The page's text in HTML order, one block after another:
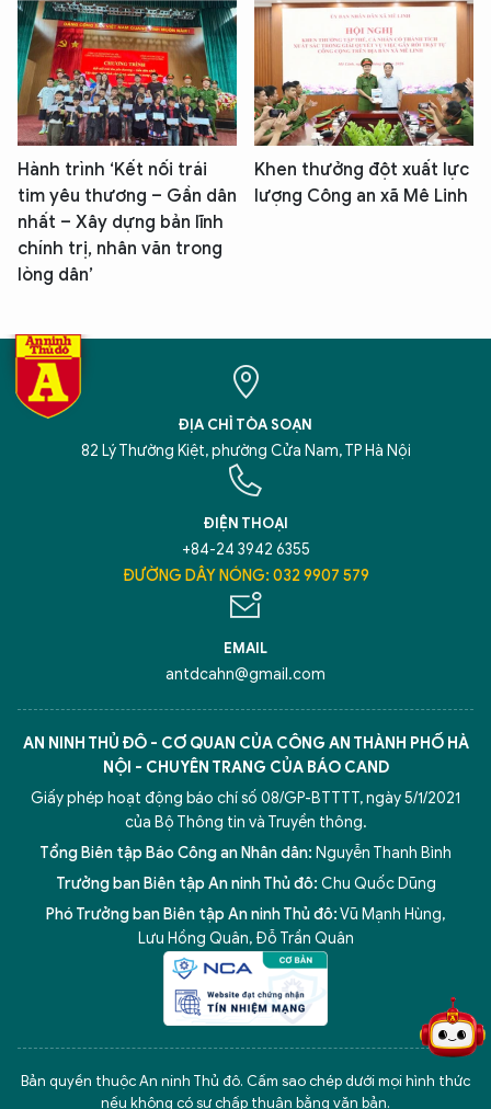
Hành trình ‘Kết nối trái
tim yêu thương – Gần dân
nhất – Xây dựng bản lĩnh
chính trị, nhân văn trong
lòng dân’
Khen thưởng đột xuất lực
lượng Công an xã Mê Linh
ĐỊA CHỈ TÒA SOẠN
82 Lý Thường Kiệt, phường Cửa Nam, TP Hà Nội
ĐIỆN THOẠI
+84-24 3942 6355
ĐƯỜNG DÂY NÓNG: 032 9907 579
EMAIL
antdcahn@gmail.com
AN NINH THỦ ĐÔ - CƠ QUAN CỦA CÔNG AN THÀNH PHỐ HÀ
NỘI - CHUYÊN TRANG CỦA BÁO CAND
Giấy phép hoạt động báo chí số 08/GP-BTTTT, ngày 5/1/2021
của Bộ Thông tin và Truyền thông.
Tổng Biên tập Báo Công an Nhân dân: Nguyễn Thanh Bình
Trưởng ban Biên tập An ninh Thủ đô: Chu Quốc Dũng
Phó Trưởng ban Biên tập An ninh Thủ đô:Vũ Mạnh Hùng,
Lưu Hồng Quân, Đỗ Trần Quân
Bản quyền thuộc An ninh Thủ đô. Cấm sao chép dưới mọi hình thức
nếu không có sự chấp thuận bằng văn bản.
5 điểm nghẽn của Hà Nội giải pháp xử lý điểm nghẽn của